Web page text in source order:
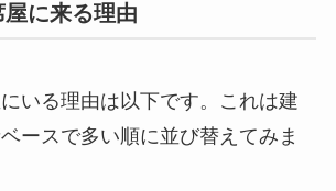
に来る理由
いる理由は以下です。これは建
ースで多い順に並び替えてみま